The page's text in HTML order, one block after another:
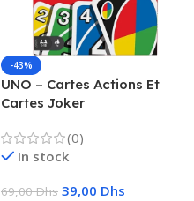
-43%
UNO – Cartes Actions Et
Cartes Joker
(0)
In stock
69,00Dhs 39,00 Dhs